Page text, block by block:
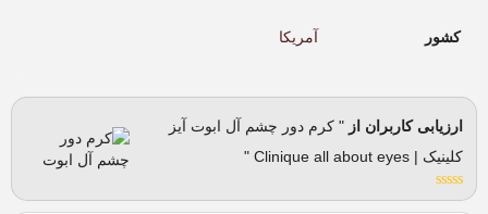
کشور آمریکا
ارزیابی کاربران از " کرم دور چشم آل ابوت آیز
کلینیک | Clinique all about eyes "